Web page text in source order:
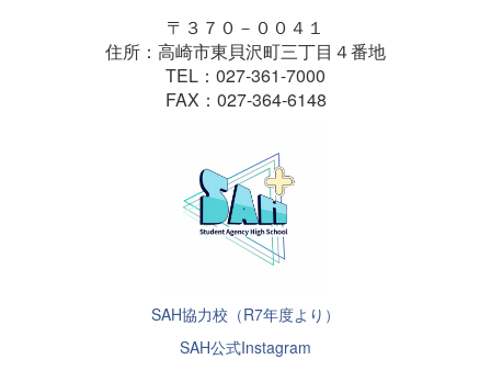
〒３７０－００４１
住所：高崎市東貝沢町三丁目４番地
TEL：027-361-7000
FAX：027-364-6148
SAH協力校（R7年度より）
SAH公式Instagram